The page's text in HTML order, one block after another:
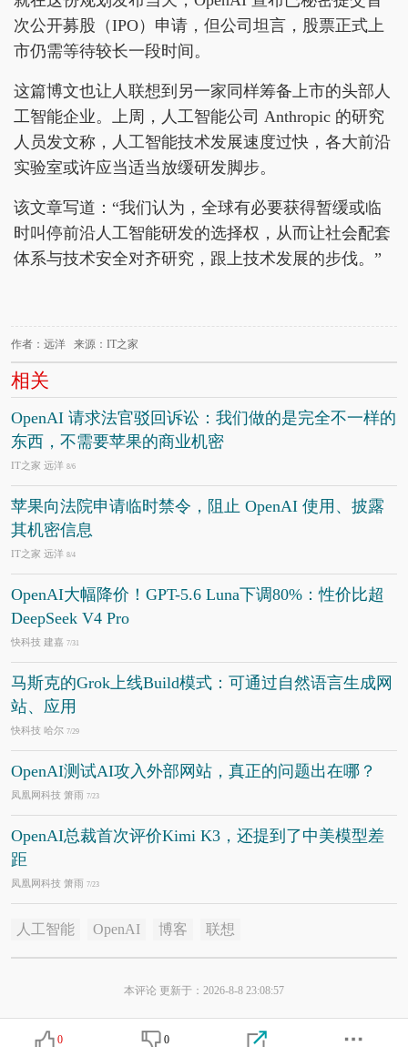
次公开募股（IPO）申请，但公司坦言，股票正式上
市仍需等待较长一段时间。
这篇博文也让人联想到另一家同样筹备上市的头部人
工智能企业。上周，人工智能公司 Anthropic 的研究
人员发文称，人工智能技术发展速度过快，各大前沿
实验室或许应当适当放缓研发脚步。
该文章写道：“我们认为，全球有必要获得暂缓或临
时叫停前沿人工智能研发的选择权，从而让社会配套
体系与技术安全对齐研究，跟上技术发展的步伐。”
作者：远洋 来源：IT之家
相关
OpenAI 请求法官驳回诉讼：我们做的是完全不一样的
东西，不需要苹果的商业机密
IT之家 远洋 8/6
苹果向法院申请临时禁令，阻止 OpenAI 使用、披露
其机密信息
IT之家 远洋 8/4
OpenAI大幅降价！GPT-5.6 Luna下调80%：性价比超
DeepSeek V4 Pro
快科技 建嘉 7/31
马斯克的Grok上线Build模式：可通过自然语言生成网
站、应用
快科技 哈尔 7/29
OpenAI测试AI攻入外部网站，真正的问题出在哪？
凤凰网科技 箫雨 7/23
OpenAI总裁首次评价Kimi K3，还提到了中美模型差
距
凤凰网科技 箫雨 7/23
人工智能 OpenAI 博客 联想
本评论 更新于：2026-8-8 23:08:57
0 0